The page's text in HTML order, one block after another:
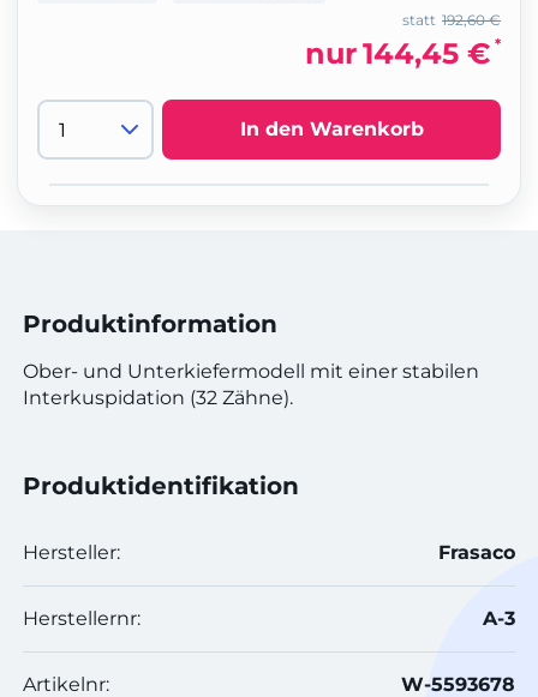
192,60 €
statt
nur144,45 € *
In den Warenkorb
Produktinformation
Ober- und Unterkiefermodell mit einer stabilen
Interkuspidation (32 Zähne).
Produktidentifikation
Hersteller: Frasaco
Herstellernr: A-3
Artikelnr: W-5593678